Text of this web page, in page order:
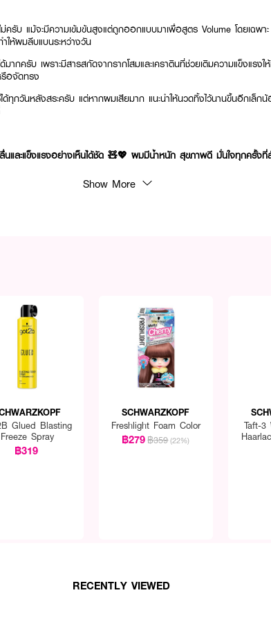
ครับ แม้จะมีความเข้มข้นสูงแต่ถูกออกแบบมาเพื่อสูตร Volume โดยเฉพ
ให้ผมลีบแบนระหว่างวัน
ากครับ เพราะมีสารสกัดจากรากโสมและเคราตินที่ช่วยเติมความแข็งแรง
รือจัดทรง
ด้ทุกวันหลังสระครับ แต่หากผมเสียมาก แนะนำให้นวดทิ้งไว้นานขึ้นอีกเล็ก
ละแข็งแรงอย่างเห็นได้ชัด 🧸💖 ผมมีน้ำหนัก สุขภาพดี มั่นใจทุกครั้ง
Show More
Glued Blasting
Freeze Spray
฿319
SCHWARZKOPF
Freshlight Foam Color
฿279฿359 (22%)
Taft-3
RECENTLY VIEWED